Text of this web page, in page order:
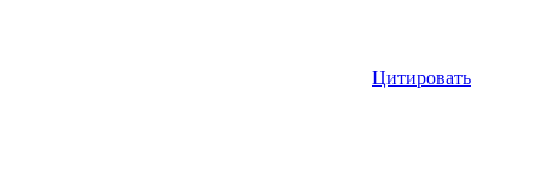
Цитировать